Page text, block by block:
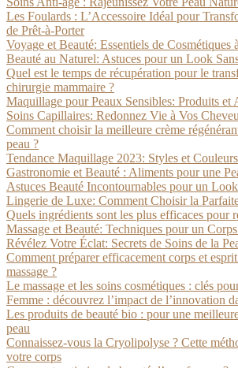
Les Foulards : L’Accessoire Idéal pour
de Prêt-à-Porter
Voyage et Beauté: Essentiels de Cosmétiques
Beauté au Naturel: Astuces pour un Look
Quel est le temps de récupération pour le
chirurgie mammaire ?
Maquillage pour Peaux Sensibles: Produits et
Soins Capillaires: Redonnez Vie à Vos
Comment choisir la meilleure crème
peau ?
Tendance Maquillage 2023: Styles et
Gastronomie et Beauté : Aliments pour une
Astuces Beauté Incontournables pour un
Lingerie de Luxe: Comment Choisir la
Quels ingrédients sont les plus efficaces pour
Massage et Beauté: Techniques pour un
Révélez Votre Éclat: Secrets de Soins de la
Comment préparer efficacement corps et
massage ?
Le massage et les soins cosmétiques : clés
Femme : découvrez l’impact de l’innovation
Les produits de beauté bio : pour une
peau
Connaissez-vous la Cryolipolyse ? Cette
votre corps